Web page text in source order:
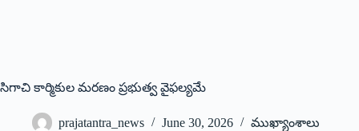
సిగాచి కార్మికుల మ‌ర‌ణం ప్ర‌భుత్వ వైఫ‌ల్య‌మే
prajatantra_news June 30, 2026 ముఖ్యాంశాలు